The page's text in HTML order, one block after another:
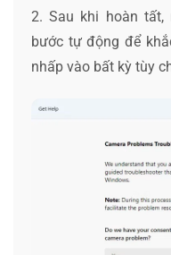
2. Sau khi hoàn
bước tự động để
nhấp vào bất kỳ tùy